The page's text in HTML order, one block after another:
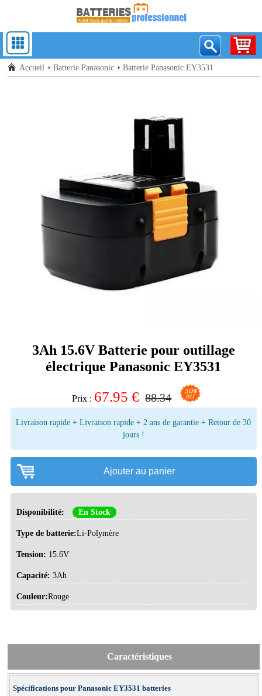
Accueil Batterie Panasonic Batterie Panasonic EY3531
3Ah 15.6V Batterie pour outillage
électrique Panasonic EY3531
Prix : 67.95€ 88.34
Livraison rapide + Livraison rapide + 2 ans de garantie + Retour de 30
jours !
Ajouter au panier
Disponibilité: En Stock
Type de batterie:Li-Polymère
Tension: 15.6V
Capacité: 3Ah
Couleur:Rouge
Caractéristiques
Spécifications pour Panasonic EY3531 batteries